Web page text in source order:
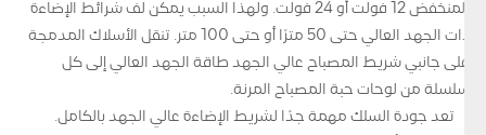
المنخفض 12 فولت أو 24 فولت. ولهذا السبب يمكن لف شرائط الإضاءة
ذات الجهد العالي حتى 50 مترًا أو حتى 100 متر. تنقل الأسلاك المدمجة
على جانبي شريط المصباح عالي الجهد طاقة الجهد العالي إلى كل
سلسلة من لوحات حبة المصباح المرنة.
تعد جودة السلك مهمة جدًا لشريط الإضاءة عالي الجهد بالكامل.